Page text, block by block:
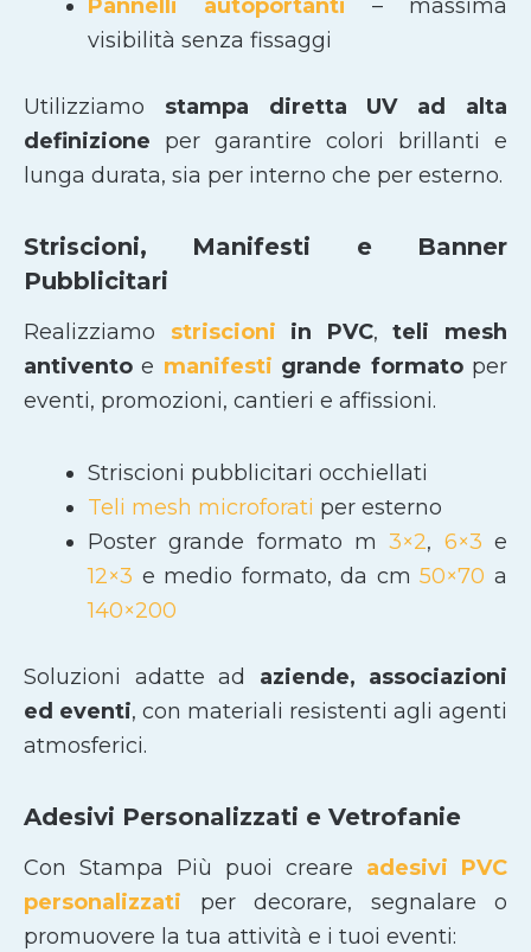
Pannelli autoportanti – massima
visibilità senza fissaggi
Utilizziamo stampa diretta UV ad alta
definizione per garantire colori brillanti e
lunga durata, sia per interno che per esterno.
Striscioni, Manifesti e Banner
Pubblicitari
Realizziamo striscioni in PVC,teli mesh
antivento e manifesti grande formatoper
eventi, promozioni, cantieri e affissioni.
Striscioni pubblicitari occhiellati
Teli mesh microforati per esterno
Poster grande formato m3×2, 6×3 e
12×3 e medio formato, da cm50×70 a
140×200
Soluzioni adatte ad aziende, associazioni
ed eventi, con materiali resistenti agli agenti
atmosferici.
Adesivi Personalizzati e Vetrofanie
Con Stampa Più puoi creare adesivi PVC
personalizzati per decorare, segnalare o
promuovere la tua attività e i tuoi eventi: